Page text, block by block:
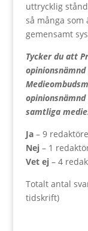
uttrycklig
så många
gemensamt
Tycker du att
samtliga
Ja– 9
Nej– 1
Vet ej– 4
Totalt antal
tidskrift)